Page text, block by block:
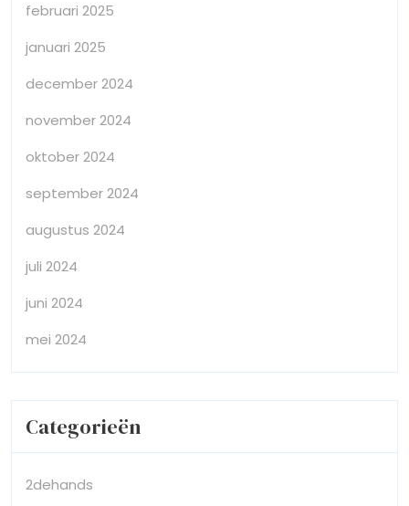
februari 2025
januari 2025
december 2024
november 2024
oktober 2024
september 2024
augustus 2024
juli 2024
juni 2024
mei 2024
Categorieën
2dehands